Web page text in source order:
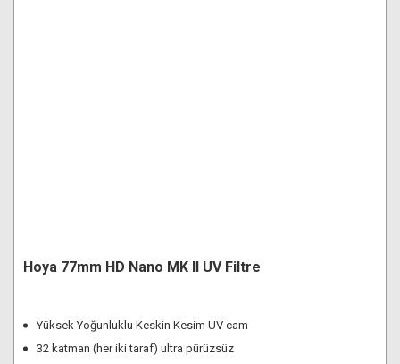
Hoya 77mm HD Nano MK II UV Filtre
Yüksek Yoğunluklu Keskin Kesim UV cam
32 katman (her iki taraf) ultra pürüzsüz